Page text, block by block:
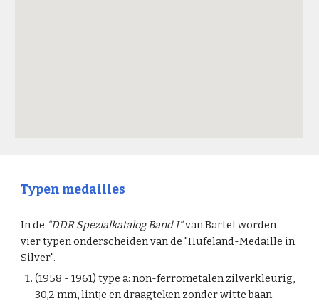
Typen medailles
In de "DDR Spezialkatalog Band I"van Bartel worden
vier typen onderscheiden van de "Hufeland-Medaille in
Silver".
(1958 - 1961) type a: non-ferrometalen zilverkleurig,
30,2 mm, lintje en draagteken zonder witte baan